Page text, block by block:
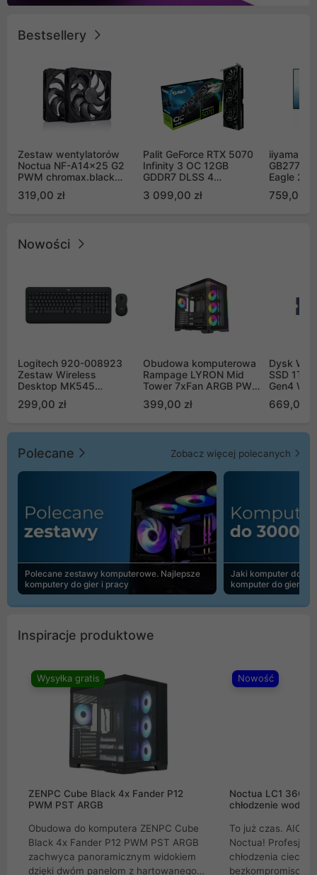
Bestsellery
Zestaw wentylatorów
Noctua NF-A14x25 G2
PWM chromax.black
Push Pull (2szt)
319,00 zł
Palit GeForce RTX 5070
Infinity 3 OC 12GB
GDDR7 DLSS 4
GB2050S)
3 099,00 zł
iiyama G-
Eagle 27"
759,00 zł
Nowości
Logitech 920-008923
Zestaw Wireless
Desktop MK545
299,00 zł
Obudowa komputerowa
Rampage LYRON Mid
Tower 7xFan ARGB PWM
399,00 zł
Dysk WD
SSD 1TB
Gen4
669,00
Polecane Zobacz więcej polecanych
Polecane zestawy komputerowe. Najlepsze
komputery do gier i pracy
Jaki komputer do
komputer do gier |
Inspiracje produktowe
Wysyłka gratis
ZENPC Cube Black 4x Fander P12
PWM PST ARGB
Obudowa do komputera ZENPC Cube
Black 4x Fander P12 PWM PST ARGB
zachwyca panoramicznym widokiem
dzięki dwóm panelom z hartowanego
Nowość
Noctua LC1
chłodzenie wodne
To już czas. AIO
Noctua!
chłodzenia cieczą